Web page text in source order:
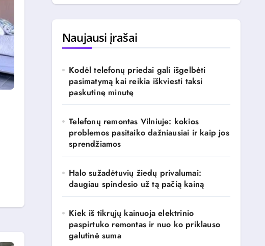
k
:
Naujausi įrašai
Kodėl telefonų priedai gali išgelbėti
pasimatymą kai reikia iškviesti taksi
paskutinę minutę
Telefonų remontas Vilniuje: kokios
problemos pasitaiko dažniausiai ir kaip jos
sprendžiamos
Halo sužadėtuvių žiedų privalumai:
daugiau spindesio už tą pačią kainą
Kiek iš tikrųjų kainuoja elektrinio
paspirtuko remontas ir nuo ko priklauso
galutinė suma